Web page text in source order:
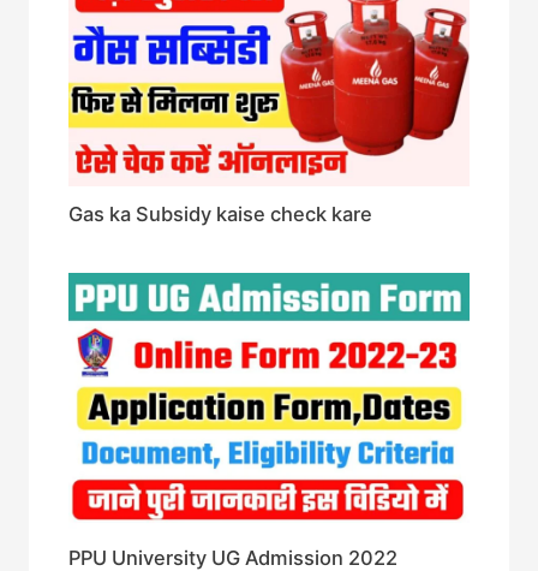
Gas ka Subsidy kaise check kare
PPU University UG Admission 2022